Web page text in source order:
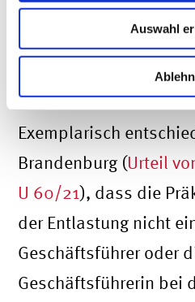
Auswahl
abstrakte Möglichkeit
Kenntnisnahme der
Informationen hatten.
Exemplarisch
Brandenburg (Urteil
U 60/21), dass die
der Entlastung nicht
Geschäftsführer oder
Geschäftsführerin bei